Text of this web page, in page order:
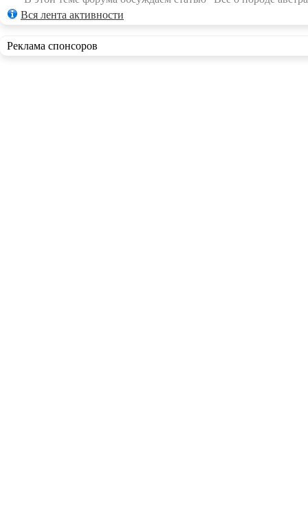
Вся лента активности
Реклама спонсоров